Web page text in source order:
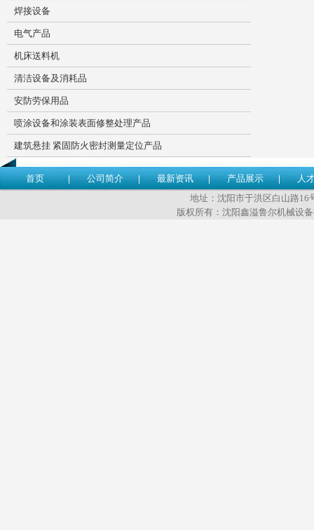
焊接设备
电气产品
机床送料机
清洁设备及消耗品
安防劳保用品
喷涂设备和涂装表面修整处理产品
建筑悬挂 紧固防火密封测量定位产品
首页 公司简介 最新资讯 产品展示
人
地址：沈阳市于洪区白山路16
版权所有：沈阳鑫溢鲁尔机械设